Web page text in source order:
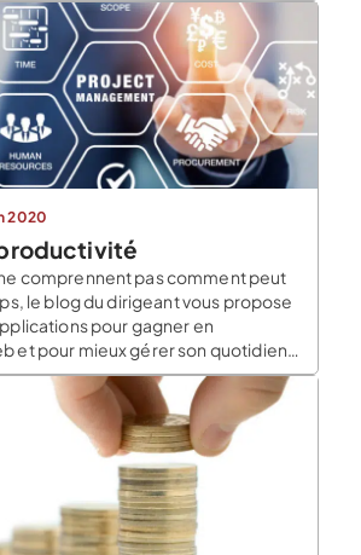
factures, le suivi chronologique des
partie des basiques de la gestion
vous aideront […]
2020
comprennent pas comment peut
le blog du dirigeant vous propose
pour gagner en
et pour mieux gérer son quotidien
Notez que la moyenne de
tâche sur ordinateur sans
pas 12 minutes… Réagissez !
pour gagner en productivité Rescue